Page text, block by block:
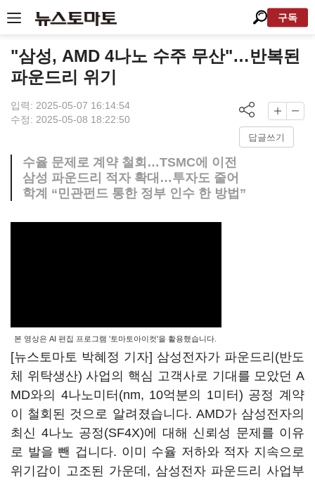
구독
"삼성, AMD 4나노 수주 무산"…반복된
파운드리 위기
입력: 2025-05-07 16:14:54
수정: 2025-05-08 18:22:50
답글쓰기
수율 문제로 계약 철회…TSMC에 이전
삼성 파운드리 적자 확대…투자도 줄어
학계 “민관펀드 통한 정부 인수 한 방법”
본 영상은 AI 편집 프로그램 '토마토아이컷'을 활용했습니다.
[뉴스토마토 박혜정 기자] 삼성전자가 파운드리(반도
체 위탁생산) 사업의 핵심 고객사로 기대를 모았던 A
MD와의 4나노미터(nm, 10억분의 1미터) 공정 계약
이 철회된 것으로 알려졌습니다. AMD가 삼성전자의
최신 4나노 공정(SF4X)에 대해 신뢰성 문제를 이유
로 발을 뺀 겁니다. 이미 수율 저하와 적자 지속으로
위기감이 고조된 가운데, 삼성전자 파운드리 사업부